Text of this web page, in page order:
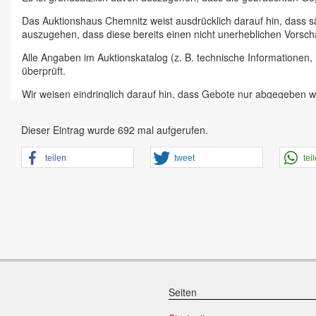
Das Auktionshaus Chemnitz weist ausdrücklich darauf hin, dass
auszugehen, dass diese bereits einen nicht unerheblichen
Alle Angaben im Auktionskatalog (z. B. technische
überprüft.
Wir weisen eindringlich darauf hin, dass Gebote nur abgegeben
Online Bieter, Bieter bei Vor-Ort-Versteigerungen direkt beim
Sämtliche Neueingänge werden sofort online gestellt. Sobald
vorheriger Anmeldung zu besichtigen.
Abgegebene Gebote in Form von Online-Vorgeboten gelten als
Dieser Eintrag wurde 692 mal aufgerufen.
teilen tweet
Seiten